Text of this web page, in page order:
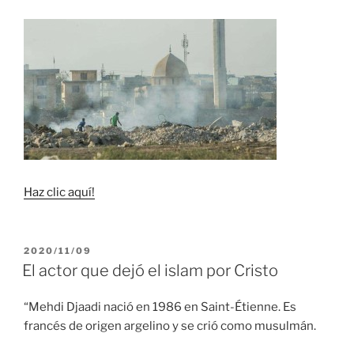
Haz clic aquí!
PUBLICADO
EL
2020/11/09
El actor que dejó el islam por Cristo
“Mehdi Djaadi nació en 1986 en Saint-Étienne. Es
francés de origen argelino y se crió como musulmán.